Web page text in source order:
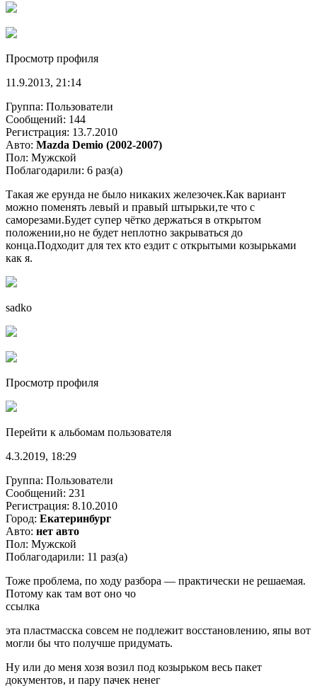
Просмотр профиля
11.9.2013, 21:14
Группа: Пользователи
Сообщений: 144
Регистрация: 13.7.2010
Авто: Mazda Demio (2002-2007)
Пол: Мужской
Поблагодарили: 6 раз(а)
Такая же ерунда не было никаких железочек.Как вариант
можно поменять левый и правый штырьки,те что с
саморезами.Будет супер чётко держаться в открытом
положении,но не будет неплотно закрываться до
конца.Подходит для тех кто ездит с открытыми козырьками
как я.
sadko
Просмотр профиля
Перейти к альбомам пользователя
4.3.2019, 18:29
Группа: Пользователи
Сообщений: 231
Регистрация: 8.10.2010
Город: Екатеринбург
Авто: нет авто
Пол: Мужской
Поблагодарили: 11 раз(а)
Тоже проблема, по ходу разбора — практически не решаемая.
Потому как там вот оно чо
ссылка
эта пластмасска совсем не подлежит восстановлению, япы вот
могли бы что получше придумать.
Ну или до меня хозя возил под козырьком весь пакет
документов, и пару пачек ненег